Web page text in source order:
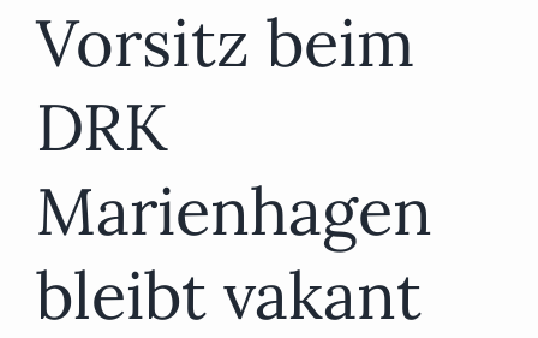
Vorsitz beim
DRK
Marienhagen
bleibt vakant